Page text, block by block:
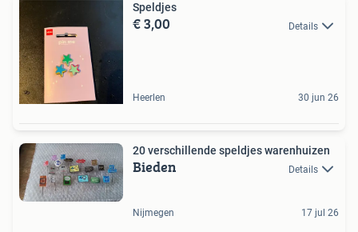
Speldjes
€ 3,00 Details
Heerlen 30 jun 26
20 verschillende speldjes warenhuizen
Bieden Details
Nijmegen 17 jul 26